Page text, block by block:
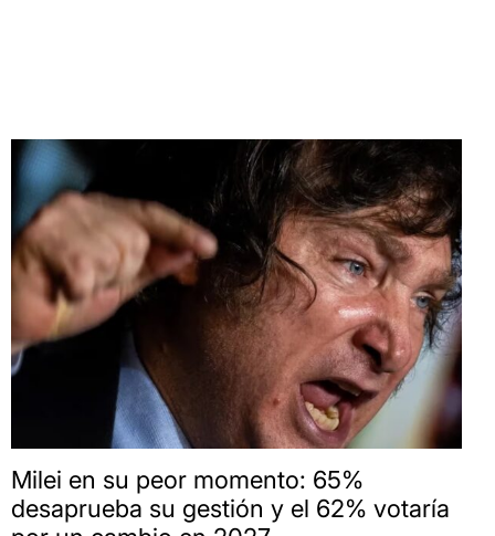
Milei en su peor momento: 65%
desaprueba su gestión y el 62% votaría